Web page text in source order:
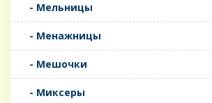
- Мельницы
- Менажницы
- Мешочки
- Миксеры